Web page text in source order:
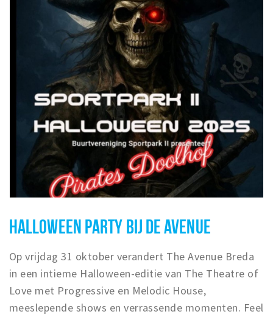
HALLOWEEN PARTY BIJ DE AVENUE
Op vrijdag 31 oktober verandert The Avenue Breda
in een intieme Halloween-editie van The Theatre of
Love met Progressive en Melodic House,
meeslepende shows en verrassende momenten. Feel